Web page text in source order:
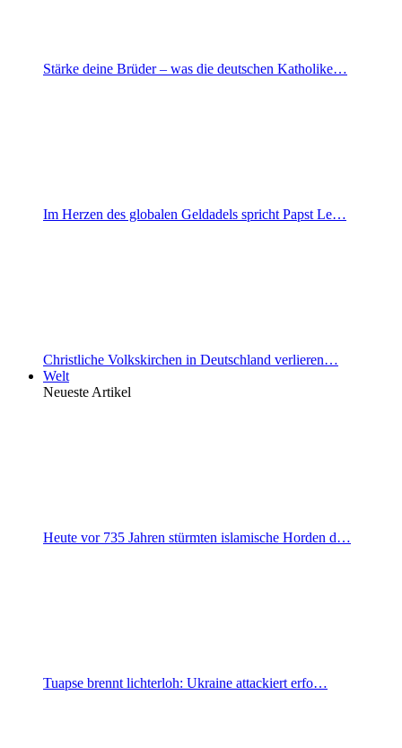
Stärke deine Brüder – was die deutschen Katholike…
Im Herzen des globalen Geldadels spricht Papst Le…
Christliche Volkskirchen in Deutschland verlieren…
Welt
Neueste Artikel
Heute vor 735 Jahren stürmten islamische Horden d…
Tuapse brennt lichterloh: Ukraine attackiert erfo…